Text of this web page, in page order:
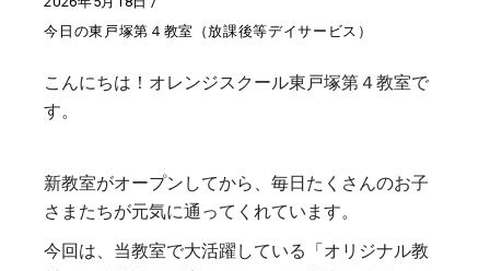
今日の東戸塚第４教室（放課後等デイサービス）
こんにちは！オレンジスクール東戸塚第４教室で
す。
新教室がオープンしてから、毎日たくさんのお子
さまたちが元気に通ってくれています。
今回は、当教室で大活躍している「オリジナル教